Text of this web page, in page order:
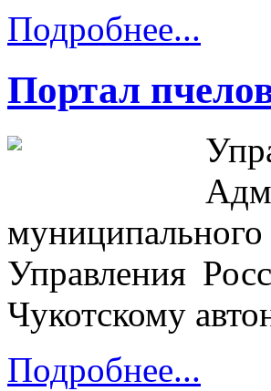
Подробнее...
Портал
Управления
Чукотскому
Подробнее...